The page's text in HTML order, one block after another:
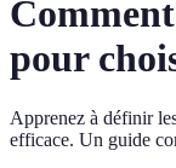
pour
Apprenez à définir
efficace. Un guide